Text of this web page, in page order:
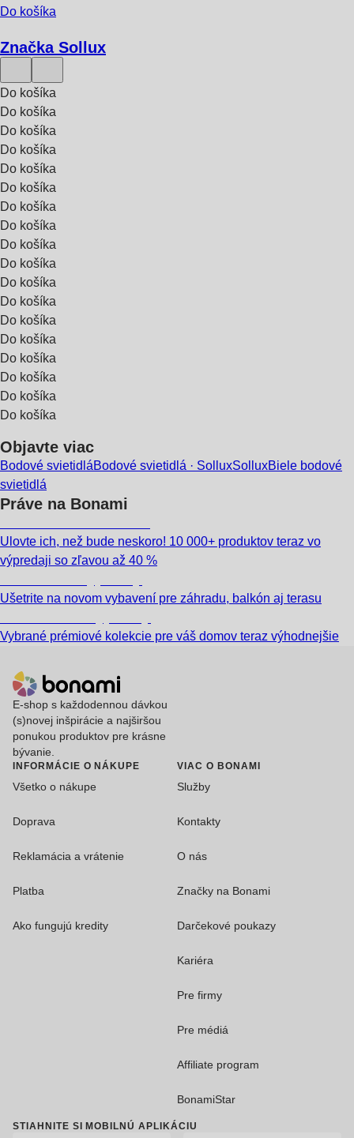
Do košíka
Značka Sollux
Do košíka
Do košíka
Do košíka
Do košíka
Do košíka
Do košíka
Do košíka
Do košíka
Do košíka
Do košíka
Do košíka
Do košíka
Do košíka
Do košíka
Do košíka
Do košíka
Do košíka
Do košíka
Objavte viac
Bodové svietidláBodové svietidlá · SolluxSolluxBiele bodové
svietidlá
Práve na Bonami
Ulovte ich, než bude neskoro! 10 000+ produktov teraz vo
výpredaji so zľavou až 40 %
Ušetrite na novom vybavení pre záhradu, balkón aj terasu
Vybrané prémiové kolekcie pre váš domov teraz výhodnejšie
E-shop s každodennou dávkou
(s)novej inšpirácie a najširšou
ponukou produktov pre krásne
bývanie.
INFORMÁCIE O NÁKUPE
Všetko o nákupe
Doprava
Reklamácia a vrátenie
Platba
Ako fungujú kredity
VIAC O BONAMI
Služby
Kontakty
O nás
Značky na Bonami
Darčekové poukazy
Kariéra
Pre firmy
Pre médiá
Affiliate program
BonamiStar
STIAHNITE SI MOBILNÚ APLIKÁCIU